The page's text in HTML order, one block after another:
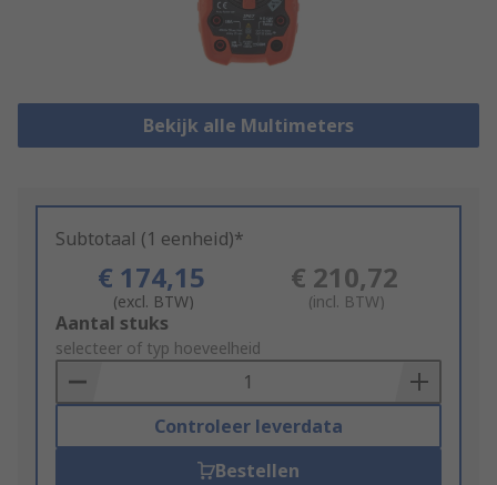
Bekijk alle Multimeters
Subtotaal (1 eenheid)*
€ 174,15
(excl. BTW)
€ 210,72
(incl. BTW)
Add
to
Basket
Aantal stuks
selecteer of typ hoeveelheid
Controleer leverdata
Bestellen